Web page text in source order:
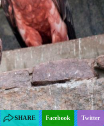
SHARE Facebook Twitter